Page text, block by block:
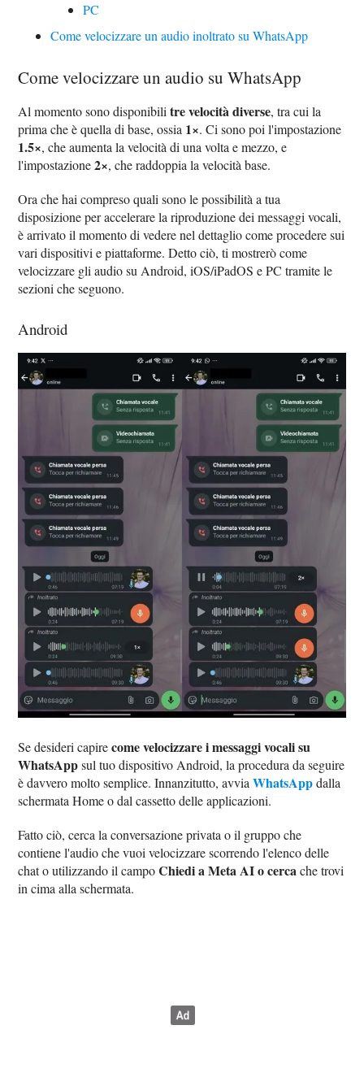
PC
Come velocizzare un audio inoltrato su WhatsApp
Come velocizzare un audio su WhatsApp
Al momento sono disponibilitre velocità diverse, tra cui la
prima che è quella di base, ossia 1×. Ci sono poi l'impostazione
1.5×, che aumenta la velocità di una volta e mezzo, e
l'impostazione2×, che raddoppia la velocità base.
Ora che hai compreso quali sono le possibilità a tua
disposizione per accelerare la riproduzione dei messaggi vocali,
è arrivato il momento di vedere nel dettaglio come procedere sui
vari dispositivi e piattaforme. Detto ciò, ti mostrerò come
velocizzare gli audio su Android, iOS/iPadOS e PC tramite le
sezioni che seguono.
Android
Se desideri capirecome velocizzare i messaggi vocali su
WhatsAppsul tuo dispositivo Android, la procedura da seguire
è davvero molto semplice. Innanzitutto, avviaWhatsAppdalla
schermata Home o dal cassetto delle applicazioni.
Fatto ciò, cerca la conversazione privata o il gruppo che
contiene l'audio che vuoi velocizzare scorrendo l'elenco delle
chat o utilizzando il campoChiedi a Meta AI o cercache trovi
in cima alla schermata.